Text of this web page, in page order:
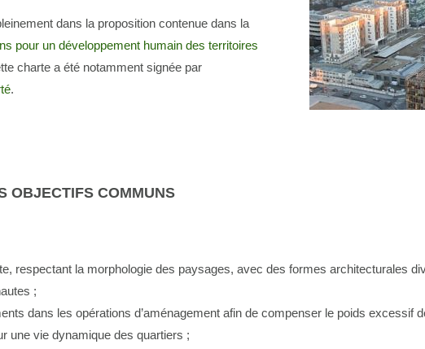
dans la proposition contenue dans la
pour un développement humain des territoires
charte a été notamment signée par
.
OBJECTIFS COMMUNS
respectant la morphologie des paysages, avec des formes architecturales
;
dans les opérations d’aménagement afin de compenser le poids excessif
une vie dynamique des quartiers ;